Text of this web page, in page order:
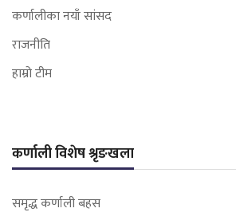
कर्णालीका नयाँ सांसद
राजनीति
हाम्रो टीम
कर्णाली विशेष श्रृङखला
समृद्ध कर्णाली बहस